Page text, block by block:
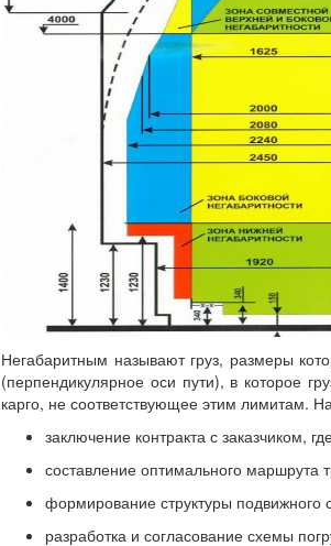
Негабаритным называют груз, размеры
(перпендикулярное оси пути), в которое
карго, не соответствующее этим лимитам.
заключение контракта с заказчиком,
составление оптимального маршрута
формирование структуры подвижного
разработка и согласование схемы